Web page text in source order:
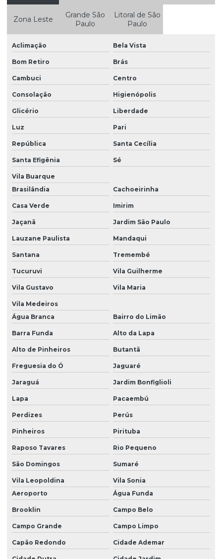
Empresa de manutenção preditiva em são paulo
Empresa de monitoramento online de ativos
Empresa de termografia elétrica
Empresa de termografia industrial
Empresas de analise de vibração e termografia
Inspeção preditiva
Inspeção termográfica
Inspeção termográfica em painéis elétricos
Inspeção termográfica em sistemas elétricos
Manutenção industrial preditiva
Manutenção preditiva online
Manutenção preditiva termografia
Manutenção preditiva ultrassom
Medição e análise de vibrações
Monitoração de vibração e temperatura de motores
Monitoramento online
Monitoramento online de vibração
Monitoramento de vibração
Orçamento de análise termográfica
Orçamento de análise de vibração
Orçamento de manutenção preditiva
Plano de manutenção para equipamentos industriais
Preço alinhamento e balanceamento
Serviço de alinhamento de eixo
Serviço de análise de vibração
Serviço de balanceamento dinamico
Serviço de engenharia de confiabilidade
Zona Leste
Grande São
Paulo
Litoral de São
Paulo
Aclimação Bela Vista
Bom Retiro Brás
Cambuci Centro
Consolação Higienópolis
Glicério Liberdade
Luz Pari
República Santa Cecília
Santa Efigênia Sé
Vila Buarque
Brasilândia
Cachoeirinha
Casa Verde Imirim
Jaçanã Jardim São Paulo
Lauzane Paulista Mandaqui
Santana Tremembé
Tucuruvi Vila Guilherme
Vila Gustavo Vila Maria
Vila Medeiros
Água Branca
Bairro do Limão
Barra Funda Alto da Lapa
Alto de Pinheiros Butantã
Freguesia do Ó Jaguaré
Jaraguá Jardim Bonfiglioli
Lapa Pacaembú
Perdizes Perús
Pinheiros Pirituba
Raposo Tavares Rio Pequeno
São Domingos Sumaré
Vila Leopoldina
Vila Sonia
Aeroporto
Água Funda
Brooklin Campo Belo
Campo Grande Campo Limpo
Capão Redondo Cidade Ademar